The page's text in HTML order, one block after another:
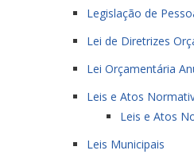
Legislação de
Lei de Diretrizes
Lei Orçamentária
Leis e Atos
Leis e Atos
Leis Municipais